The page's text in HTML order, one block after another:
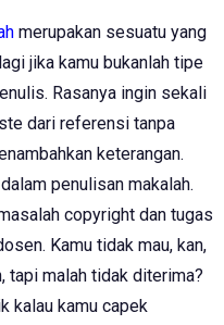
merupakan sesuatu yang
jika kamu bukanlah tipe
Rasanya ingin sekali
dari referensi tanpa
keterangan.
penulisan makalah.
copyright dan tugas
Kamu tidak mau, kan,
tapi malah tidak diterima?
kalau kamu capek